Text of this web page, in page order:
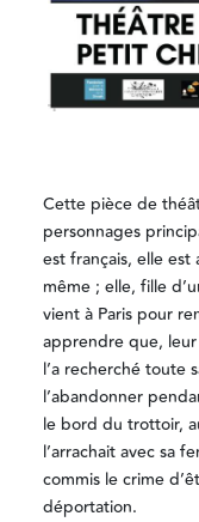
Cette pièce de
personnages
est français, elle
même ; elle, fille
vient à Paris pour
apprendre que,
l’a recherché toute
l’abandonner
le bord du trottoir,
l’arrachait avec sa
commis le crime
déportation.